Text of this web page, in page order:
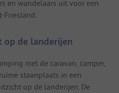
en wandelaars uit voor een
Friesland.
op de landerijen
met de caravan, camper,
staanplaats in een
op de landerijen. De